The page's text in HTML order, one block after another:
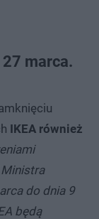
marca.
IKEA również
do dnia 9
będą